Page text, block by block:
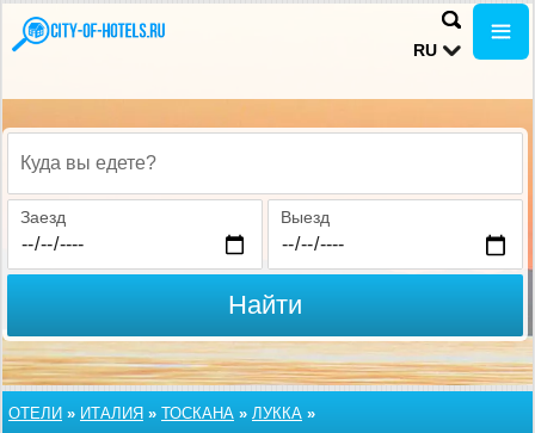
RU
Куда вы едете?
Заезд Выезд
Найти
ОТЕЛИ » ИТАЛИЯ » ТОСКАНА » ЛУККА »